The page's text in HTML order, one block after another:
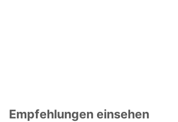
Empfehlungen einsehen